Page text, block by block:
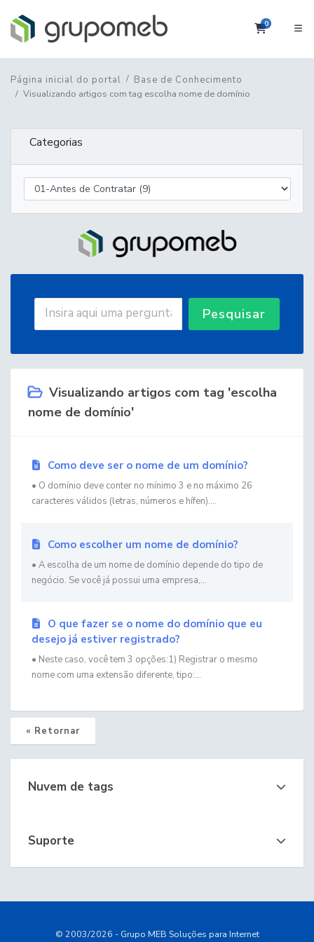
0Carrinho
Página inicial do portal Base de Conhecimento
Visualizando artigos com tag escolha nome de domínio
Categorias
Pesquisar
Visualizando artigos com tag 'escolha
nome de domínio'
Como deve ser o nome de um domínio?
• O domínio deve conter no mínimo 3 e no máximo 26
caracteres válidos (letras, números e hífen)....
Como escolher um nome de domínio?
• A escolha de um nome de domínio depende do tipo de
negócio. Se você já possui uma empresa,...
O que fazer se o nome do domínio que eu
desejo já estiver registrado?
• Neste caso, você tem 3 opções:1) Registrar o mesmo
nome com uma extensão diferente, tipo:...
« Retornar
Nuvem de tags
Suporte
© 2003/2026 - Grupo MEB Soluções para Internet